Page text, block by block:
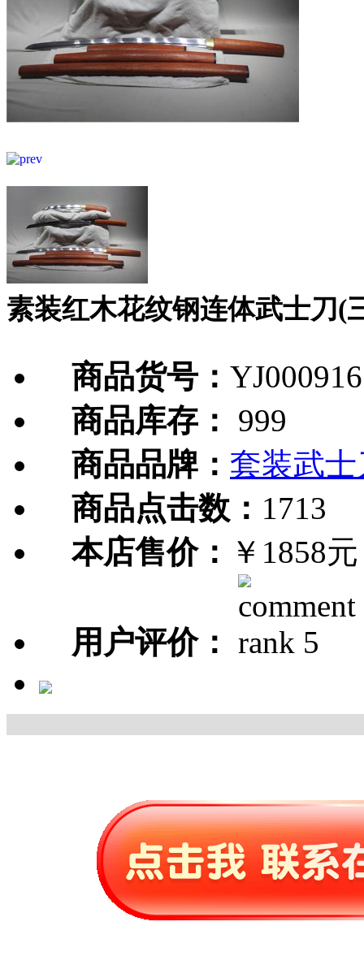
素装红木花纹钢连体武士刀(
商品货号： YJ000916
商品库存：
999
商品品牌： 套装武士
商品点击数： 1713
本店售价： ￥1858元
用户评价：